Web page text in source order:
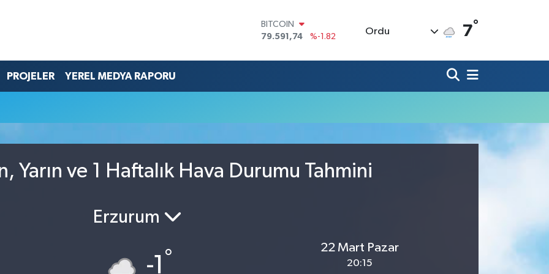
BITCOIN
79.591,74
%-1.82
45,43620
%0.02
BİST100
Ordu 7°
PROJELER YEREL MEDYA RAPORU
Yarın ve 1 Haftalık Hava Durumu Tahmini
Erzurum
-1 °
22 Mart Pazar
20:15